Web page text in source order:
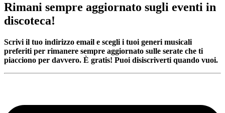
Rimani sempre aggiornato sugli eventi in
discoteca!
Scrivi il tuo indirizzo email e scegli i tuoi generi musicali
preferiti per rimanere sempre aggiornato sulle serate che ti
piacciono per davvero. È gratis! Puoi disiscriverti quando vuoi.